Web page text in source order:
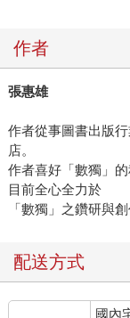
作者
張惠雄
作者從事圖書出版
店。
作者喜好「數獨」
目前全心全力於
「數獨」之鑽研與創
配送方式
國內